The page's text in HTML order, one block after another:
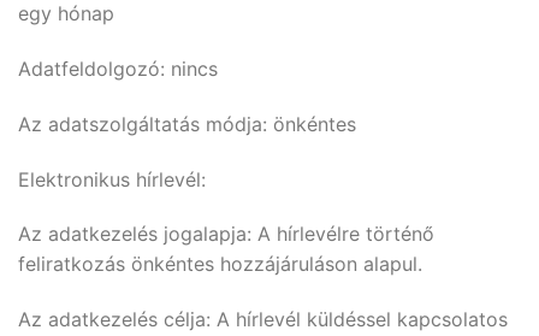
egy hónap
Adatfeldolgozó: nincs
Az adatszolgáltatás módja: önkéntes
Elektronikus hírlevél:
Az adatkezelés jogalapja: A hírlevélre történő
feliratkozás önkéntes hozzájáruláson alapul.
Az adatkezelés célja: A hírlevél küldéssel kapcsolatos